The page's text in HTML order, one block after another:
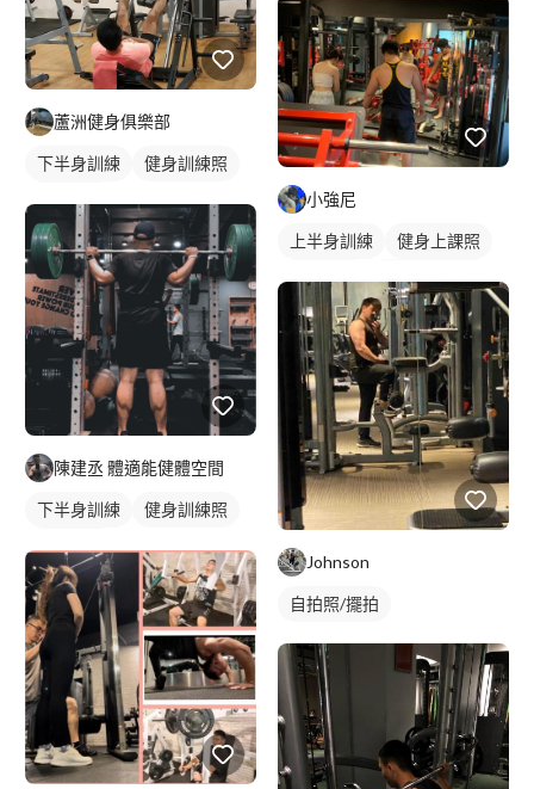
蘆洲健身俱樂部
下半身訓練
健身訓練照
陳建丞 體適能健體空間
下半身訓練
健身訓練照
小強尼
上半身訓練
健身上課照
健身教練
私人健身教練
重訓教練
重訓課程
健身課程
背部訓練
Johnson
自拍照/擺拍